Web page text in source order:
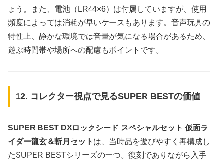
ょう。また、電池（LR44×6）は付属していますが、使用
頻度によっては消耗が早いケースもあります。音声玩具の
特性上、静かな環境では音量が気になる場合があるため、
遊ぶ時間帯や場所への配慮もポイントです。
12. コレクター視点で見るSUPER BESTの価値
SUPER BEST DXロックシード スペシャルセット 仮面ラ
イダー龍玄＆斬月セット は、当時品を遊びやすく再構成し
たSUPER BESTシリーズの一つ。復刻でありながら入手